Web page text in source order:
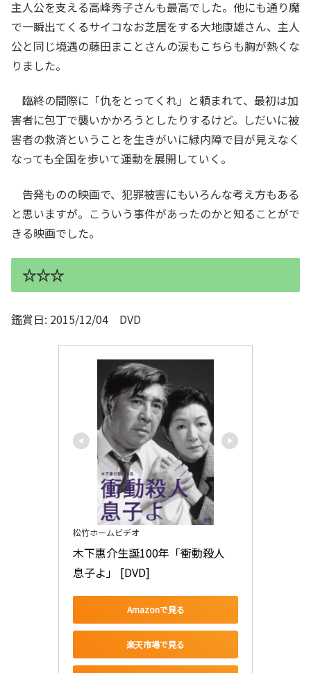
主人公を支える高峰秀子さんも最高でした。他にも通り魔
で一瞬出てくるサイコなお芝居をする大地康雄さん、主人
公と同じ境遇の藤田まことさんの涙もこちらも胸が熱くな
りました。
臨終の間際に「仇をとってくれ」と頼まれて、最初は加
害者に包丁で襲いかかろうとしたりするけど。しだいに被
害者の救済ということを生きがいに緑内障で目が見えなく
なっても全国を歩いて運動を展開していく。
告発ものの映画で、犯罪被害にもいろんな考え方もある
と思いますが。こういう事件があったのかと知ることがで
きる映画でした。
☆☆☆
鑑賞日: 2015/12/04 DVD
松竹ホームビデオ
木下惠介生誕100年「衝動殺人
息子よ」 [DVD]
Amazonで見る
楽天市場で見る